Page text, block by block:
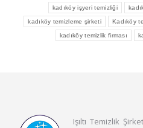
kadıköy işyeri temizliği
kadıköy temizleme şirketi Kadıköy
kadıköy temizlik firması
Işıltı Temizlik